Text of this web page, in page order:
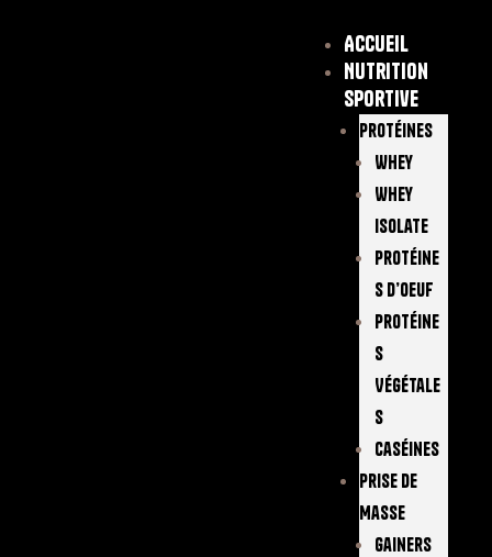
Accueil
Nutrition
sportive
Protéines
Whey
Whey
Isolate
Protéine
S D’oeuf
Protéine
S
Végétale
S
Caséines
Prise De
Masse
Gainers